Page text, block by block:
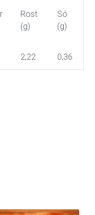
Rost
(g)
Só
(g)
2,22 0,36